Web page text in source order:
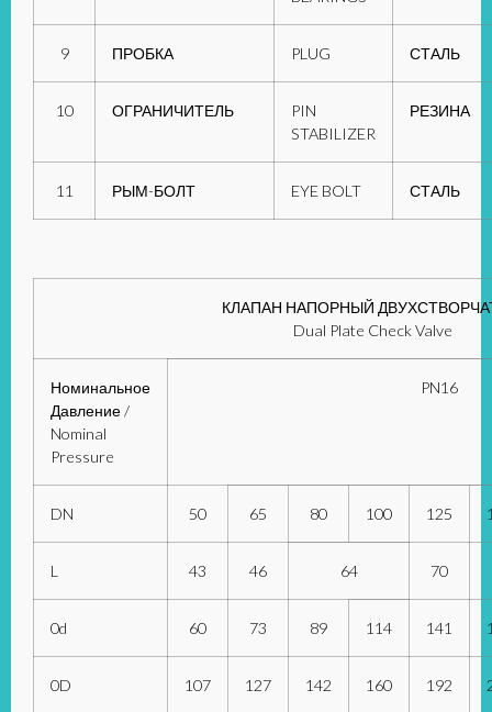
9 ПРОБКА PLUG СТАЛЬ
10 ОГРАНИЧИТЕЛЬ
PIN
STABILIZER
РЕЗИНА
11 РЫМ-БОЛТ EYE BOLT СТАЛЬ
КЛАПАН НАПОРНЫЙ
Dual Plate Check Valve
Номинальное
Давление /
Nominal
Pressure
PN16
DN 50 65 80 100 125
L 43 46 64 70
0d 60 73 89 114 141
0D 107 127 142 160 192